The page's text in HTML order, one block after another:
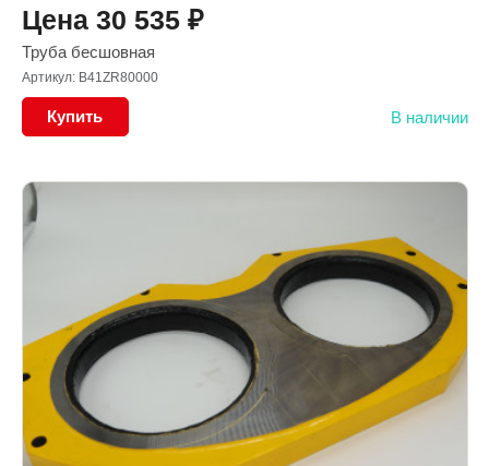
Цена 30 535 ₽
Труба бесшовная
Артикул: B41ZR80000
Купить В наличии